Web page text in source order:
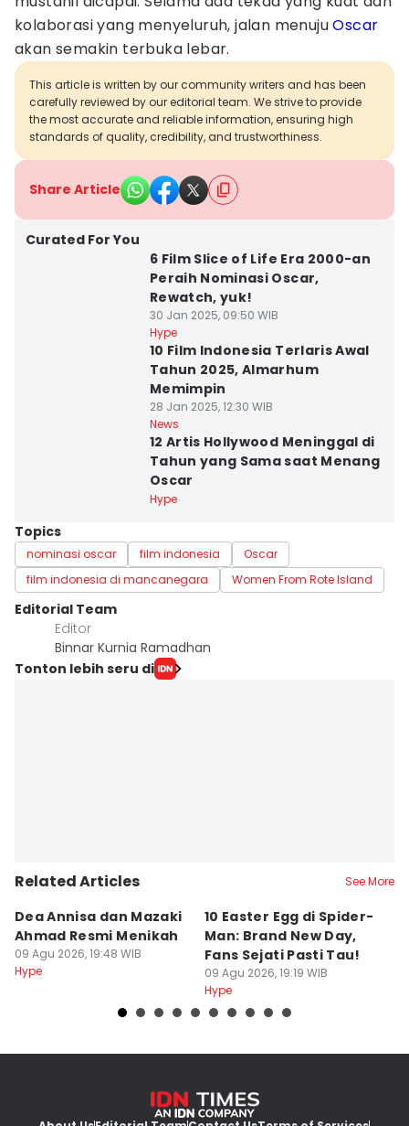
kolaborasi yang menyeluruh, jalan menujuOscar
akan semakin terbuka lebar.
This article is written by our community writers and has been
carefully reviewed by our editorial team. We strive to provide
the most accurate and reliable information, ensuring high
standards of quality, credibility, and trustworthiness.
Share Article
Curated For You
6 Film Slice of Life Era 2000-an
Peraih Nominasi Oscar,
Rewatch, yuk!
30 Jan 2025, 09:50 WIB
Hype
10 Film Indonesia Terlaris Awal
Tahun 2025, Almarhum
Memimpin
28 Jan 2025, 12:30 WIB
News
12 Artis Hollywood Meninggal di
Tahun yang Sama saat Menang
Oscar
Hype
Topics
nominasi oscar film indonesia
Oscar
film indonesia di mancanegara
Women From Rote Island
Editorial Team
Editor
Binnar Kurnia Ramadhan
Tonton lebih seru di
Related Articles See More
Dea Annisa dan Mazaki
Ahmad Resmi Menikah
09 Agu 2026, 19:48 WIB
Hype
10 Easter Egg di Spider-
Man: Brand New Day,
Fans Sejati Pasti Tau!
09 Agu 2026, 19:19 WIB
Hype